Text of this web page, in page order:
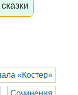
«Костер»